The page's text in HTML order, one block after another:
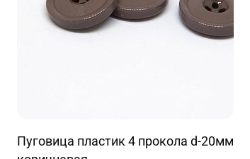
Пуговица пластик 4 прокола d-20мм